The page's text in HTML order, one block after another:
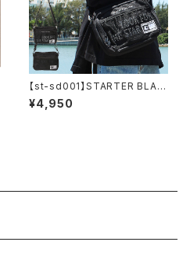
【st-sd001】STARTER BLAC
K LABEL (スターターブラックレ
ーベル) メッシュ ポケット ショル
¥4,950